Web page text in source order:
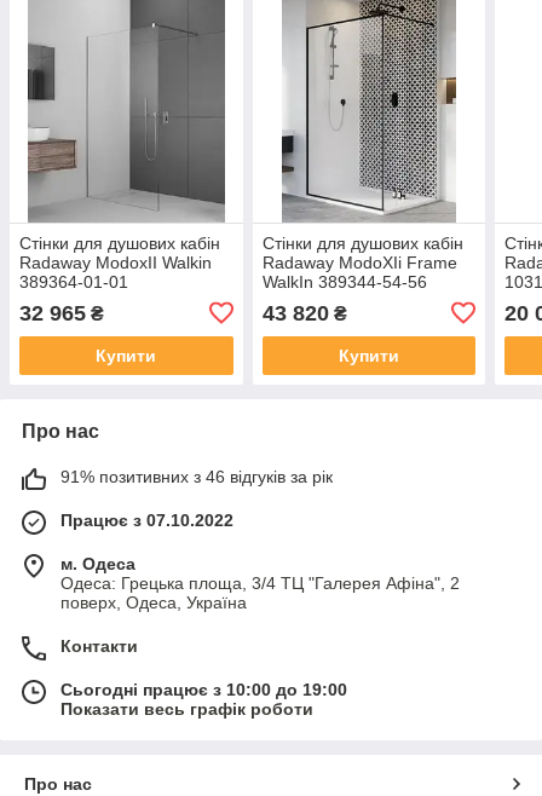
Стінки для душових кабін
Radaway ModoxII Walkin
389364-01-01
32 965 ₴
Купити
Стінки для душових кабін
Radaway ModoXIi Frame
WalkIn 389344-54-56
43 820₴
Купити
20
Про нас
91% позитивних з 46 відгуків за рік
Працює з 07.10.2022
м. Одеса
Одеса: Грецька площа, 3/4 ТЦ "Галерея Афіна", 2
поверх, Одеса, Україна
Контакти
Сьогодні працює з 10:00 до 19:00
Показати весь графік роботи
Про нас